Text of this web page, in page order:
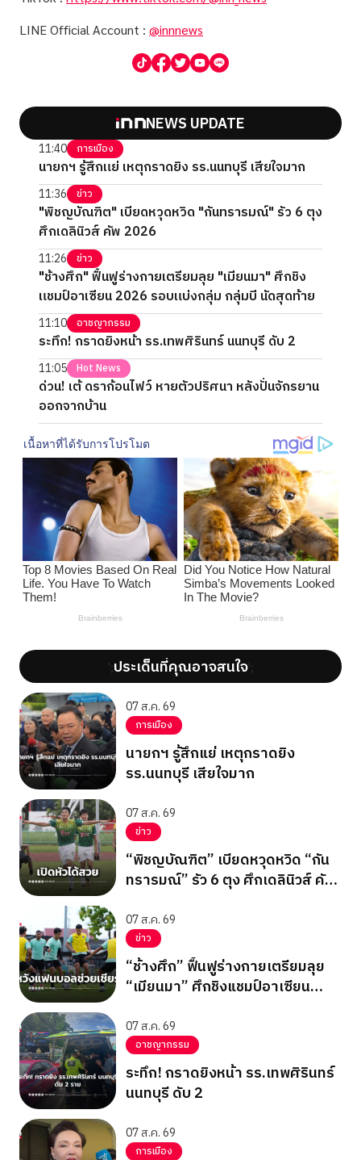
LINE Official Account : @innnews
NEWS UPDATE
11:40 การเมือง
นายกฯ รู้สึกแย่ เหตุกราดยิง รร.นนทบุรี เสียใจมาก
11:36 ข่าว
"พิชญบัณฑิต" เบียดหวุดหวิด "กันทรารมณ์" รัว 6 ตุง
ศึกเดลินิวส์ คัพ 2026
11:26 ข่าว
"ช้างศึก" ฟื้นฟูร่างกายเตรียมลุย "เมียนมา" ศึกชิง
แชมป์อาเซียน 2026 รอบแบ่งกลุ่ม กลุ่มบี นัดสุดท้าย
11:10 อาชญากรรม
ระทึก! กราดยิงหน้า รร.เทพศิรินทร์ นนทบุรี ดับ 2
11:05 Hot News
ด่วน! เต้ ดราก้อนไฟว์ หายตัวปริศนา หลังปั่นจักรยาน
ออกจากบ้าน
';ประเด็นที่คุณอาจสนใจ';
07 ส.ค. 69
การเมือง
นายกฯ รู้สึกแย่ เหตุกราดยิง
รร.นนทบุรี เสียใจมาก
07 ส.ค. 69
ข่าว
“พิชญบัณฑิต” เบียดหวุดหวิด “กัน
ทรารมณ์” รัว 6 ตุง ศึกเดลินิวส์ คัพ
07 ส.ค. 69
ข่าว
“ช้างศึก” ฟื้นฟูร่างกายเตรียมลุย
“เมียนมา” ศึกชิงแชมป์อาเซียน
สุดท้าย
07 ส.ค. 69
อาชญากรรม
ระทึก! กราดยิงหน้า รร.เทพศิรินทร์
นนทบุรี ดับ 2
07 ส.ค. 69
การเมือง